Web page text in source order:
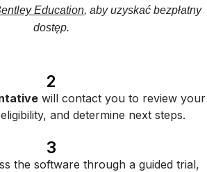
Education, aby uzyskać bezpłatny
dostęp.
2
will contact you to review your
and determine next steps.
3
the software through a guided trial,